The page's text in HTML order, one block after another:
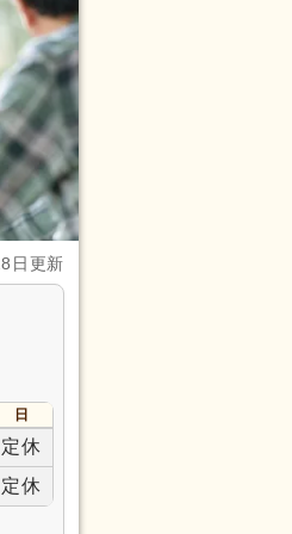
日更新
日
定休
定休